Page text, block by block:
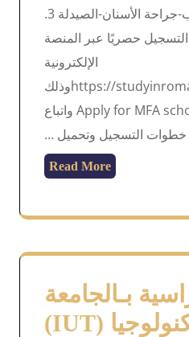
الرومانية باستثناء: الطب-جراحة الأسنان-الصيدلة 3.
التسجيل حصريًا عبر المنصة
الإلكترونية
التالية: https://studyinromania.gov.roوذلك
باختيار خانة Apply for MFA scholarships واتباع
خطوات التسجيل وتحميل …
Read More
بـالجامعة
الإسلامية للتكنولوجيا (IUT)